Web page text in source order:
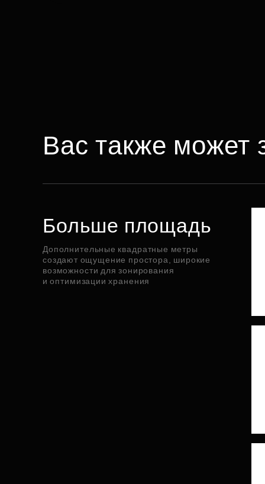
Вас также может
Больше площадь
Дополнительные квадратные метры
создают ощущение простора, широкие
возможности для зонирования
и оптимизации хранения